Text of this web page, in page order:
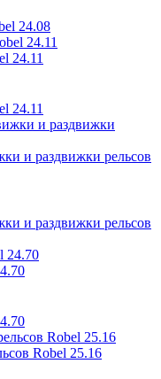
24.08
24.11
24.11
и раздвижки рельсов
и раздвижки рельсов
Robel 25.16